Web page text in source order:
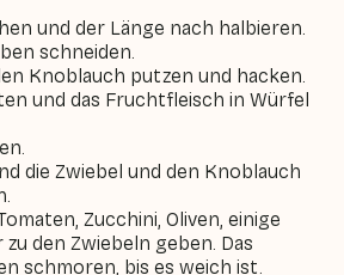
und der Länge nach halbieren.
schneiden.
Knoblauch putzen und hacken.
und das Fruchtfleisch in Würfel
die Zwiebel und den Knoblauch
Zucchini, Oliven, einige
den Zwiebeln geben. Das
schmoren, bis es weich ist.